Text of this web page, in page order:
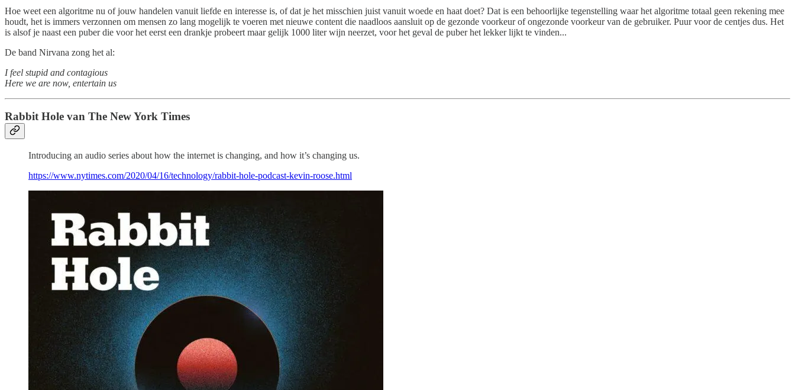
Hoe weet een algoritme nu of jouw handelen vanuit liefde en interesse is, of dat je het misschien juist vanuit woede en haat doet? Dat is een behoorlijke tegenstelling waar het algoritme totaal geen rekening mee
houdt, het is immers verzonnen om mensen zo lang mogelijk te voeren met nieuwe content die naadloos aansluit op de gezonde voorkeur of ongezonde voorkeur van de gebruiker. Puur voor de centjes dus. Het
is alsof je naast een puber die voor het eerst een drankje probeert maar gelijk 1000 liter wijn neerzet, voor het geval de puber het lekker lijkt te vinden...
De band Nirvana zong het al:
I feel stupid and contagious
Here we are now, entertain us
Rabbit Hole van The New York Times
Introducing an audio series about how the internet is changing, and how it’s changing us.
https://www.nytimes.com/2020/04/16/technology/rabbit-hole-podcast-kevin-roose.html